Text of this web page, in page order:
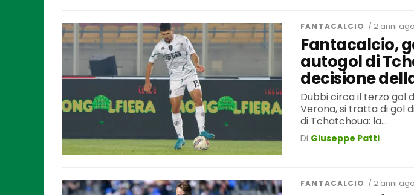
FANTACALCIO / 2 anni ago
Fantacalcio,
autogol di
decisione
Dubbi circa il terzo gol
Verona, si tratta di gol
di Tchatchoua: la...
Di Giuseppe Patti
FANTACALCIO / 2 anni ago